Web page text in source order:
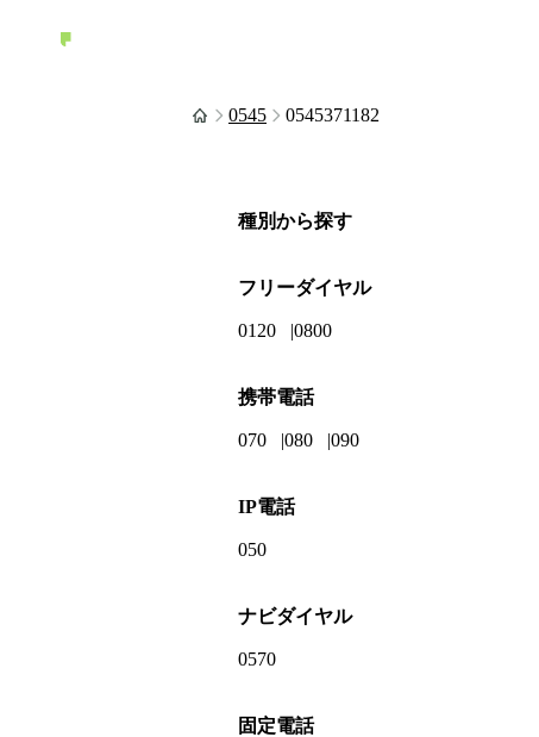
0545 0545371182
種別から探す
フリーダイヤル
0120 0800
携帯電話
070 080 090
IP電話
050
ナビダイヤル
0570
固定電話